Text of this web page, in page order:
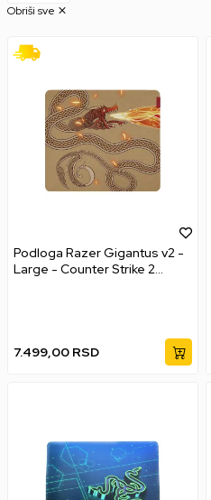
Obriši sve
Podloga Razer Gigantus v2 -
Large - Counter Strike 2
7.499,00 RSD